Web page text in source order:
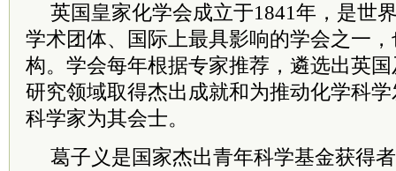
英国皇家化学会成立于1841年，是世
学术团体、国际上最具影响的学会之一
构。学会每年根据专家推荐，遴选出英
研究领域取得杰出成就和为推动化学科
科学家为其会士。
葛子义是国家杰出青年科学基金获得